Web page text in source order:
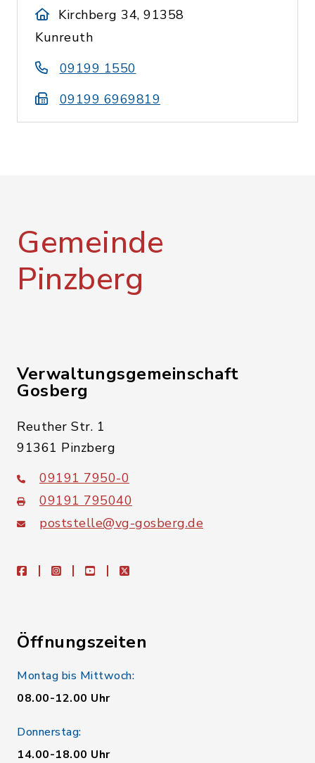
Kirchberg 34, 91358
Kunreuth
09199 1550
09199 6969819
Gemeinde
Pinzberg
Verwaltungsgemeinschaft
Gosberg
Reuther Str. 1
91361 Pinzberg
09191 7950-0
09191 795040
poststelle@vg-gosberg.de
facebookinstagramyoutubeX
Öffnungszeiten
Montag bis Mittwoch:
08.00-12.00 Uhr
Donnerstag:
14.00-18.00 Uhr